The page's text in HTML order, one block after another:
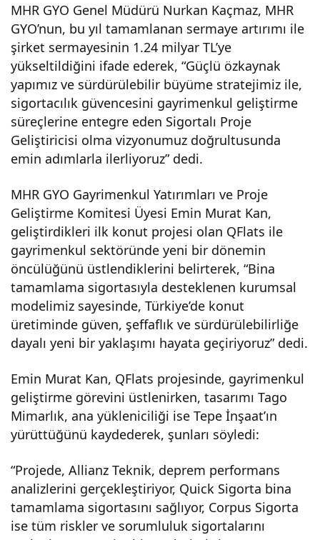
MHR GYO Genel Müdürü Nurkan Kaçmaz, MHR
GYO’nun, bu yıl tamamlanan sermaye artırımı ile
şirket sermayesinin 1.24 milyar TL’ye
yükseltildiğini ifade ederek, “Güçlü özkaynak
yapımız ve sürdürülebilir büyüme stratejimiz ile,
sigortacılık güvencesini gayrimenkul geliştirme
süreçlerine entegre eden Sigortalı Proje
Geliştiricisi olma vizyonumuz doğrultusunda
emin adımlarla ilerliyoruz” dedi.
MHR GYO Gayrimenkul Yatırımları ve Proje
Geliştirme Komitesi Üyesi Emin Murat Kan,
geliştirdikleri ilk konut projesi olan QFlats ile
gayrimenkul sektöründe yeni bir dönemin
öncülüğünü üstlendiklerini belirterek, “Bina
tamamlama sigortasıyla desteklenen kurumsal
modelimiz sayesinde, Türkiye’de konut
üretiminde güven, şeffaflık ve sürdürülebilirliğe
dayalı yeni bir yaklaşımı hayata geçiriyoruz” dedi.
Emin Murat Kan, QFlats projesinde, gayrimenkul
geliştirme görevini üstlenirken, tasarımı Tago
Mimarlık, ana yükleniciliği ise Tepe İnşaat’ın
yürüttüğünü kaydederek, şunları söyledi:
“Projede, Allianz Teknik, deprem performans
analizlerini gerçekleştiriyor, Quick Sigorta bina
tamamlama sigortasını sağlıyor, Corpus Sigorta
ise tüm riskler ve sorumluluk sigortalarını